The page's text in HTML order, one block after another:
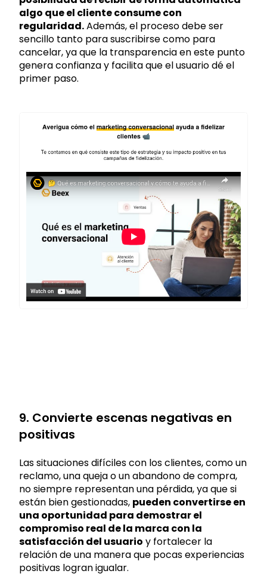
algo que el cliente consume con
regularidad.Además, el proceso debe ser
sencillo tanto para suscribirse como para
cancelar, ya que la transparencia en este punto
genera confianza y facilita que el usuario dé el
primer paso.
9. Convierte escenas negativas en
positivas
Las situaciones difíciles con los clientes, como un
reclamo, una queja o un abandono de compra,
no siempre representan una pérdida, ya que si
están bien gestionadas, pueden convertirse en
una oportunidad para demostrar el
compromiso real de la marca con la
satisfacción del usuario y fortalecer la
relación de una manera que pocas experiencias
positivas logran igualar.